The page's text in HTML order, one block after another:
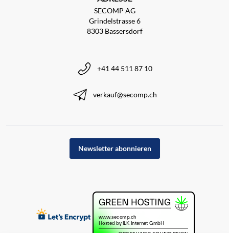
SECOMP AG
Grindelstrasse 6
8303 Bassersdorf
+41 44 511 87 10
verkauf@secomp.ch
Newsletter abonnieren